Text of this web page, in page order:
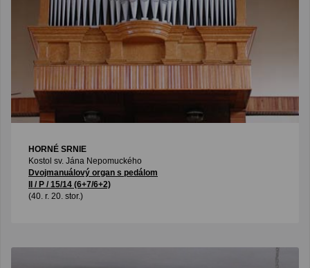
HORNÉ SRNIE
Kostol sv. Jána Nepomuckého
Dvojmanuálový organ s pedálom
II / P / 15/14 (6+7/6+2)
(40. r. 20. stor.)